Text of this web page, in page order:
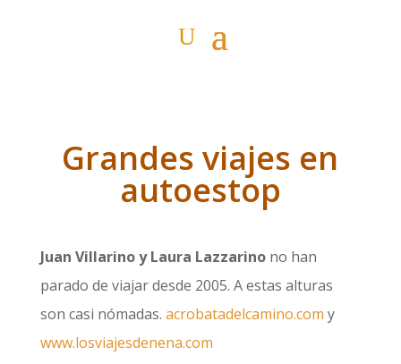
Grandes viajes en
autoestop
Juan Villarino y Laura Lazzarinono han
parado de viajar desde 2005. A estas alturas
son casi nómadas. acrobatadelcamino.com y
www.losviajesdenena.com